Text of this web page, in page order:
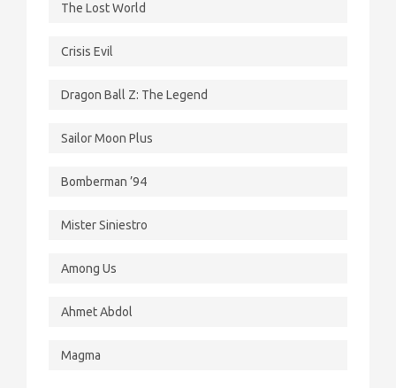
The Lost World
Crisis Evil
Dragon Ball Z: The Legend
Sailor Moon Plus
Bomberman ’94
Mister Siniestro
Among Us
Ahmet Abdol
Magma